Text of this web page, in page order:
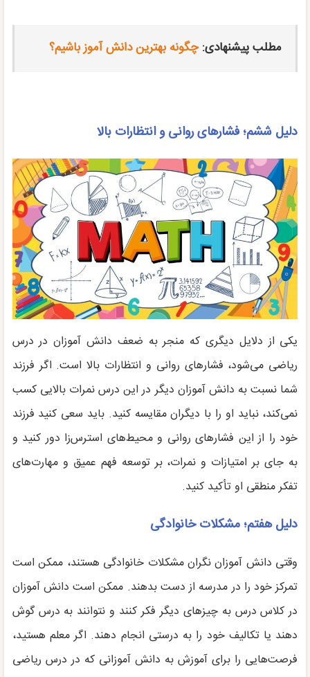
مطلب پیشنهادی:چگونه بهترین دانش آموز باشیم؟
دلیل ششم؛ فشارهای روانی و انتظارات بالا
یکی از دلایل دیگری که منجر به ضعف دانش آموزان در درس
ریاضی می‌شود، فشارهای روانی و انتظارات بالا است. اگر فرزند
شما نسبت به دانش آموزان دیگر در این درس نمرات بالایی کسب
نمی‌کند، نباید او را با دیگران مقایسه کنید. باید سعی کنید فرزند
خود را از این فشارهای روانی و محیط‌های استرس‌زا دور کنید و
به جای بر امتیازات و نمرات، بر توسعه فهم عمیق و مهارت‌های
تفکر منطقی او تأکید کنید.
دلیل هفتم؛ مشکلات خانوادگی
وقتی دانش آموزان نگران مشکلات خانوادگی هستند، ممکن است
تمرکز خود را در مدرسه از دست بدهند. ممکن است دانش آموزان
در کلاس درس به چیزهای دیگر فکر کنند و نتوانند به درس گوش
دهند یا تکالیف خود را به درستی انجام دهند. اگر معلم هستید،
فرصت‌هایی را برای آموزش به دانش آموزانی که در درس ریاضی